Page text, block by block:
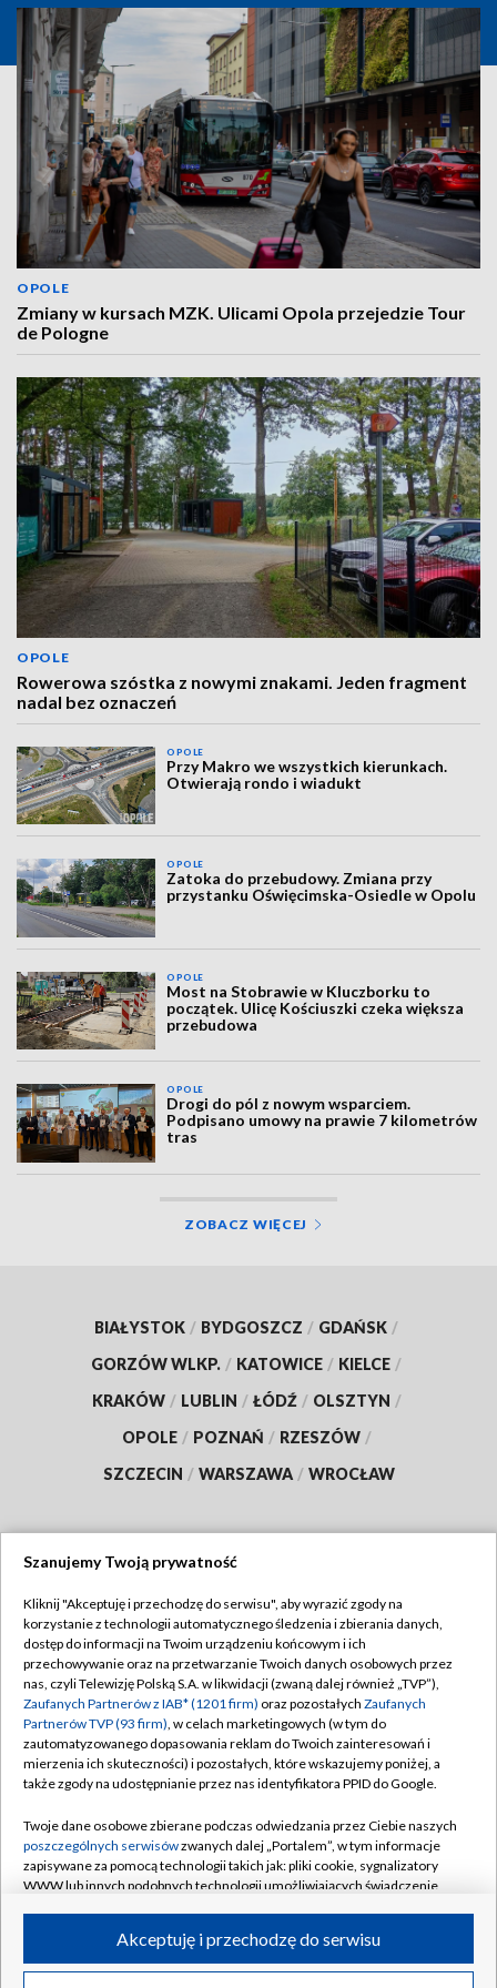
OPOLE
Zmiany w kursach MZK. Ulicami Opola przejedzie Tour
de Pologne
OPOLE
Rowerowa szóstka z nowymi znakami. Jeden fragment
nadal bez oznaczeń
OPOLE
Przy Makro we wszystkich kierunkach.
Otwierają rondo i wiadukt
OPOLE
Zatoka do przebudowy. Zmiana przy
przystanku Oświęcimska-Osiedle w Opolu
OPOLE
Most na Stobrawie w Kluczborku to
początek. Ulicę Kościuszki czeka większa
przebudowa
OPOLE
Drogi do pól z nowym wsparciem.
Podpisano umowy na prawie 7 kilometrów
tras
ZOBACZ WIĘCEJ
BIAŁYSTOK / BYDGOSZCZ / GDAŃSK /
GORZÓW WLKP. / KATOWICE / KIELCE /
KRAKÓW / LUBLIN / ŁÓDŹ / OLSZTYN /
OPOLE / POZNAŃ / RZESZÓW /
SZCZECIN / WARSZAWA / WROCŁAW
TVP
Abonament TVP
Emisja w TVP
Centrum informacji TVP
Naziemna Telewizja Cyfrowa
Rada Programowa
System NOS
Informacje o nadawcy
Program dla prasy
Regulamin TVP
Polityka prywatności
Moje zgody
Pomoc
Kontakt
Kanały
©2026 Telewizja Polska S.A. w likwidacji
Szanujemy Twoją prywatność
Kliknij "Akceptuję i przechodzę do serwisu", aby wyrazić zgody na
korzystanie z technologii automatycznego śledzenia i zbierania danych,
dostęp do informacji na Twoim urządzeniu końcowym i ich
przechowywanie oraz na przetwarzanie Twoich danych osobowych przez
nas, czyli Telewizję Polską S.A. w likwidacji (zwaną dalej również „TVP”),
Zaufanych Partnerów z IAB* (1201 firm) oraz pozostałych Zaufanych
Partnerów TVP (93 firm), w celach marketingowych (w tym do
zautomatyzowanego dopasowania reklam do Twoich zainteresowań i
mierzenia ich skuteczności) i pozostałych, które wskazujemy poniżej, a
także zgody na udostępnianie przez nas identyfikatora PPID do Google.
Twoje dane osobowe zbierane podczas odwiedzania przez Ciebie naszych
poszczególnych serwisówzwanych dalej „Portalem”, w tym informacje
zapisywane za pomocą technologii takich jak: pliki cookie, sygnalizatory
WWW lub innych podobnych technologii umożliwiających świadczenie
ruchu w Internecie.Akceptuję i przechodzę do serwisu